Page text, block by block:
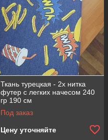
Ткань турецкая - 2х нитка
футер с легких начесом 240
гр 190 см
Под заказ
Цену уточняйте